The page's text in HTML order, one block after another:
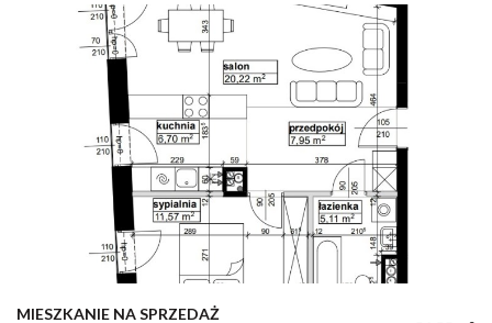
MIESZKANIE NA SPRZEDAŻ